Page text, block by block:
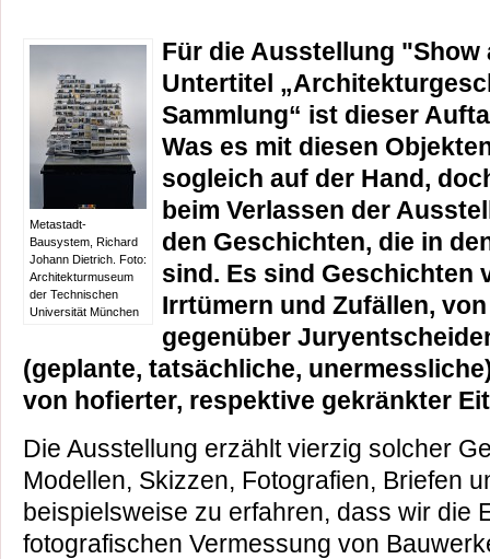
Metastadt-
Bausystem, Richard
Johann Dietrich. Foto:
Architekturmuseum
der Technischen
Universität München
Für die Ausstellung "Show
Untertitel
Sammlung“ ist dieser
Was es mit diesen
sogleich auf der Hand,
beim Verlassen der
den Geschichten, die in
sind. Es sind Geschichten
Irrtümern und Zufällen,
gegenüber
(geplante, tatsächliche,
von hofierter, respektive gekränkter
Die Ausstellung erzählt vierzig solcher
Modellen, Skizzen, Fotografien, Briefen
beispielsweise zu erfahren, dass wir die
fotografischen Vermessung von